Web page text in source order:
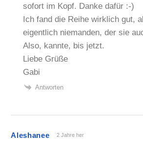
sofort im Kopf. Danke dafür :-)
Ich fand die Reihe wirklich gut,
eigentlich niemanden, der sie
Also, kannte, bis jetzt.
Liebe Grüße
Gabi
Antworten
Aleshanee 2 Jahre her